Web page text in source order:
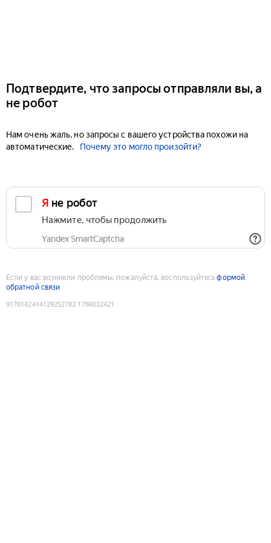
Подтвердите, что запросы отправляли вы, а
не робот
Нам очень жаль, но запросы с вашего устройства похожи на
автоматические.
Почему это могло произойти?
Я не робот
Нажмите, чтобы продолжить
Yandex SmartCaptcha
Если у вас возникли проблемы, пожалуйста, воспользуйтесьформой
обратной связи
9178142414129252782:1786032421